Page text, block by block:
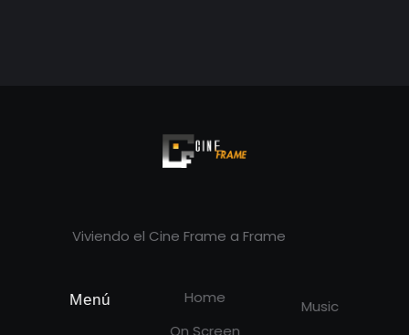
Viviendo el Cine Frame a Frame
Menú
Home
On Screen
Music